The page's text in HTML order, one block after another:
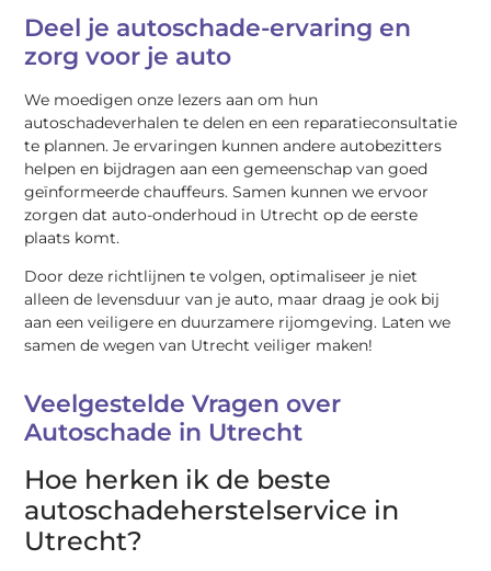
Deel je autoschade-ervaring en
zorg voor je auto
We moedigen onze lezers aan om hun
autoschadeverhalen te delen en een reparatieconsultatie
te plannen. Je ervaringen kunnen andere autobezitters
helpen en bijdragen aan een gemeenschap van goed
geïnformeerde chauffeurs. Samen kunnen we ervoor
zorgen dat auto-onderhoud in Utrecht op de eerste
plaats komt.
Door deze richtlijnen te volgen, optimaliseer je niet
alleen de levensduur van je auto, maar draag je ook bij
aan een veiligere en duurzamere rijomgeving. Laten we
samen de wegen van Utrecht veiliger maken!
Veelgestelde Vragen over
Autoschade in Utrecht
Hoe herken ik de beste
autoschadeherstelservice in
Utrecht?